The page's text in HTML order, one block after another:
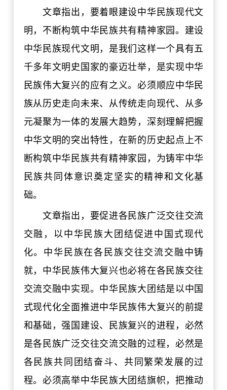
文章指出，要着眼建设中华民族现代文
明，不断构筑中华民族共有精神家园。建设
中华民族现代文明，是我们这样一个具有五
千多年文明史国家的豪迈壮举，是实现中华
民族伟大复兴的应有之义。必须顺应中华民
族从历史走向未来、从传统走向现代、从多
元凝聚为一体的发展大趋势，深刻理解把握
中华文明的突出特性，在新的历史起点上不
断构筑中华民族共有精神家园，为铸牢中华
民族共同体意识奠定坚实的精神和文化基
础。
文章指出，要促进各民族广泛交往交流
交融，以中华民族大团结促进中国式现代
化。中华民族在各民族交往交流交融中铸
就，中华民族伟大复兴也必将在各民族交往
交流交融中实现。中华民族大团结是以中国
式现代化全面推进中华民族伟大复兴的前提
和基础，强国建设、民族复兴的进程，必然
是各民族广泛交往交流交融的过程，必然是
各民族共同团结奋斗、共同繁荣发展的过
程。必须高举中华民族大团结旗帜，把推动